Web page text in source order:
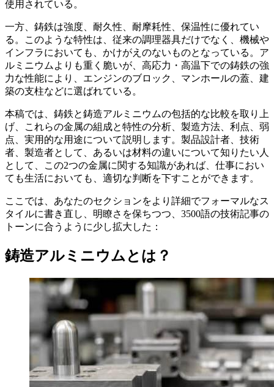
使用されている。
一方、鋳鉄は強度、耐久性、耐摩耗性、保温性に優れてい
る。このような特性は、従来の調理器具だけでなく、機械や
インフラにおいても、かけがえのないものとなっている。ア
ルミニウムよりも重く脆いが、高応力・高温下での鋳鉄の強
力な性能により、エンジンのブロック、マンホールの蓋、建
築の支柱などに選ばれている。
本稿では、鋳鉄と鋳造アルミニウムの包括的な比較を取り上
げ、これらの金属の組成と特性の分析、製造方法、利点、弱
点、実用的な用途について説明します。製品設計者、技術
者、製造者として、あるいは材料の違いについて知りたい人
として、この2つの金属に関する知識があれば、仕事におい
ても生活においても、適切な判断を下すことができます。
ここでは、あなたのセクションをより詳細でフォーマルなス
タイルに書き直し、明瞭さを保ちつつ、3500語の技術記事の
トーンに合うように少し拡大した：
鋳造アルミニウムとは？